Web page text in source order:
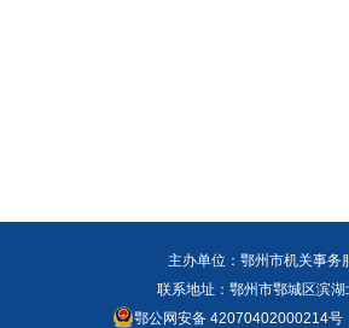
主办单位：鄂州市机关事
联系地址：鄂州市鄂城区滨
鄂公网安备 42070402000214号